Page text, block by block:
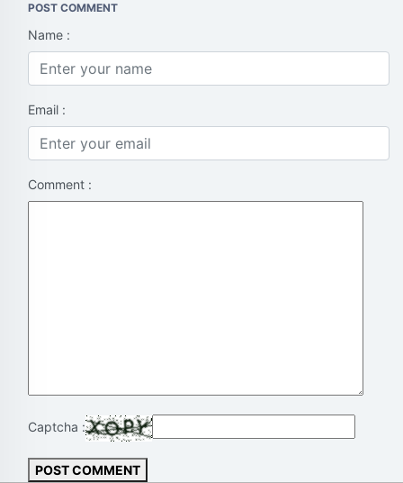
POST COMMENT
Name :
Email :
Comment :
Captcha :
POST COMMENT